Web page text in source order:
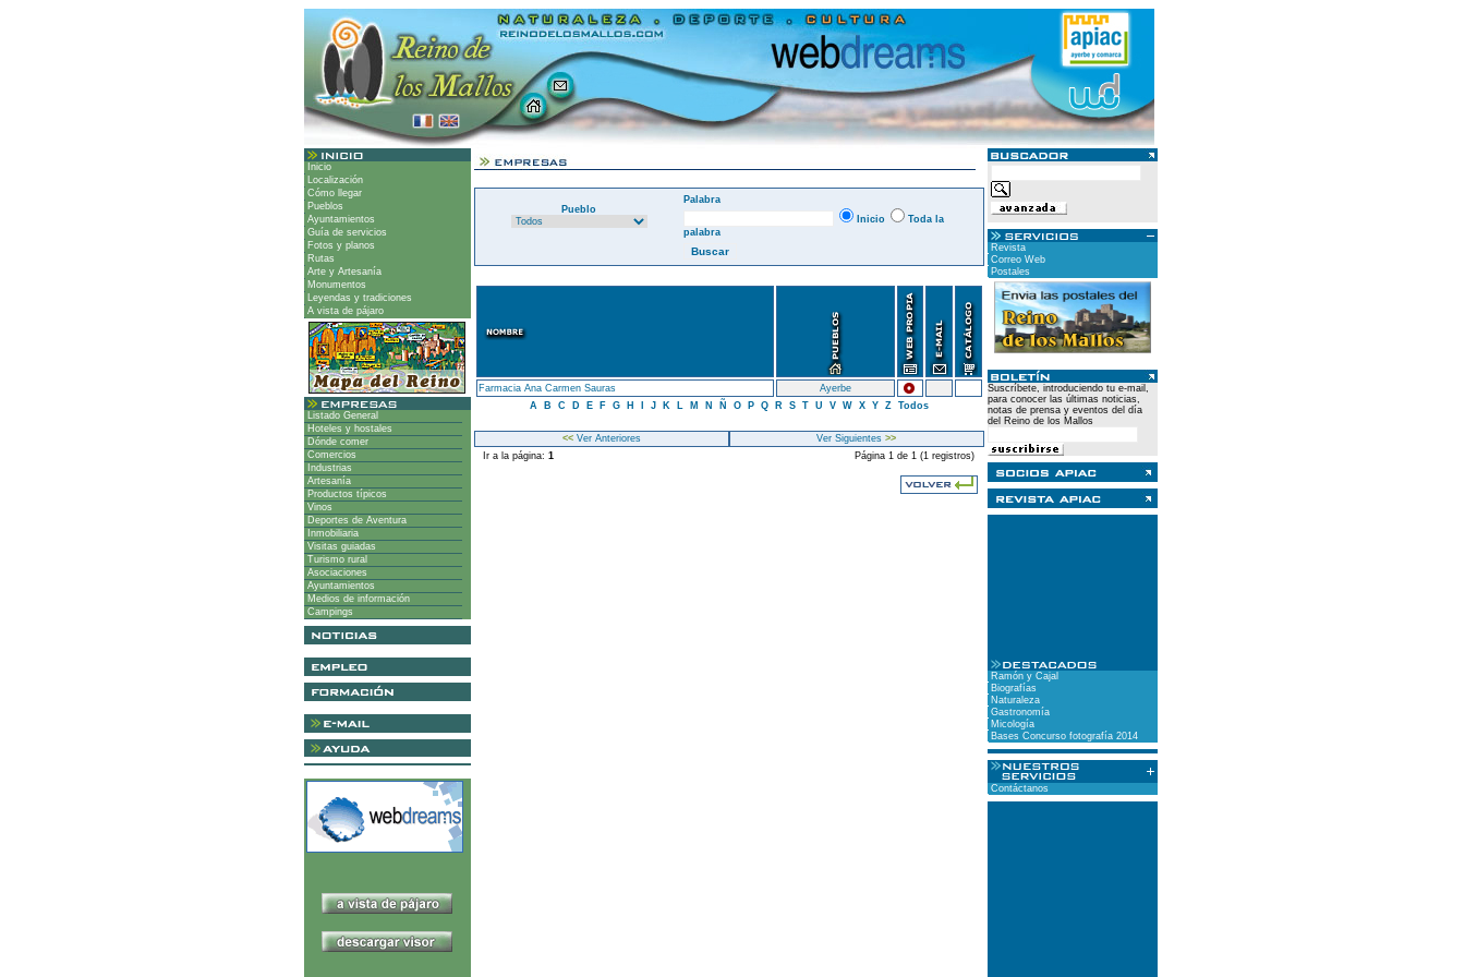
Inicio
Localización
Cómo llegar
Pueblos
Ayuntamientos
Guía de servicios
Fotos y planos
Rutas
Arte y Artesanía
Monumentos
Leyendas y tradiciones
A vista de pájaro
Listado General
Hoteles y hostales
Dónde comer
Comercios
Industrias
Artesanía
Productos típicos
Vinos
Deportes de Aventura
Inmobiliaria
Visitas guiadas
Turismo rural
Asociaciones
Ayuntamientos
Medios de información
Campings
Pueblo
Palabra
Inicio
Toda la
palabra
Farmacia Ana Carmen Sauras
Ayerbe
A
B C D E F G H J K L M N Ñ O P Q R S T U V W X Y Z Todos
<<Ver Anteriores Ver Siguientes >>
Ir a la página: 1 Página 1 de 1 (1 registros)
Revista
Correo Web
Postales
Suscríbete, introduciendo tu e-mail,
para conocer las últimas noticias,
notas de prensa y eventos del día
del Reino de los Mallos
Ramón y Cajal
Biografías
Naturaleza
Gastronomía
Micología
Bases Concurso fotografía 2014
Contáctanos